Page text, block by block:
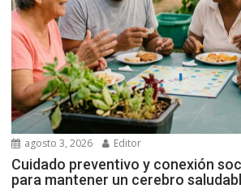
agosto 3, 2026 Editor
Cuidado preventivo y conexión
para mantener un cerebro